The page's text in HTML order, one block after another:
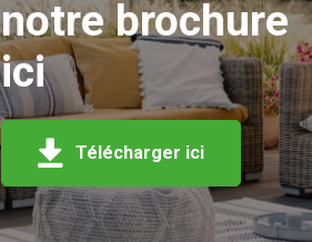
notre brochure
ici
Télécharger ici